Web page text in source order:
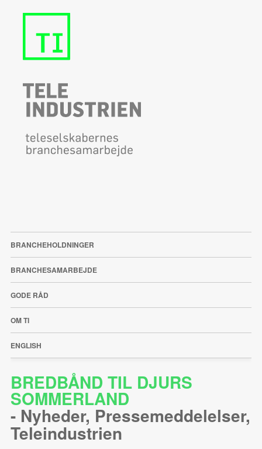
BRANCHEHOLDNINGER
BRANCHESAMARBEJDE
GODE RÅD
OM TI
ENGLISH
BREDBÅND TIL DJURS
SOMMERLAND
- Nyheder, Pressemeddelelser,
Teleindustrien